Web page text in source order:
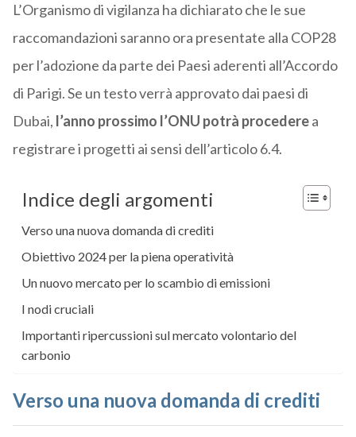
L’Organismo di vigilanza ha dichiarato che le sue
raccomandazioni saranno ora presentate alla COP28
per l’adozione da parte dei Paesi aderenti all’Accordo
di Parigi. Se un testo verrà approvato dai paesi di
Dubai, l’anno prossimo l’ONU potrà procederea
registrare i progetti ai sensi dell’articolo 6.4.
Indice degli argomenti
Verso una nuova domanda di crediti
Obiettivo 2024 per la piena operatività
Un nuovo mercato per lo scambio di emissioni
I nodi cruciali
Importanti ripercussioni sul mercato volontario del
carbonio
Verso una nuova domanda di crediti